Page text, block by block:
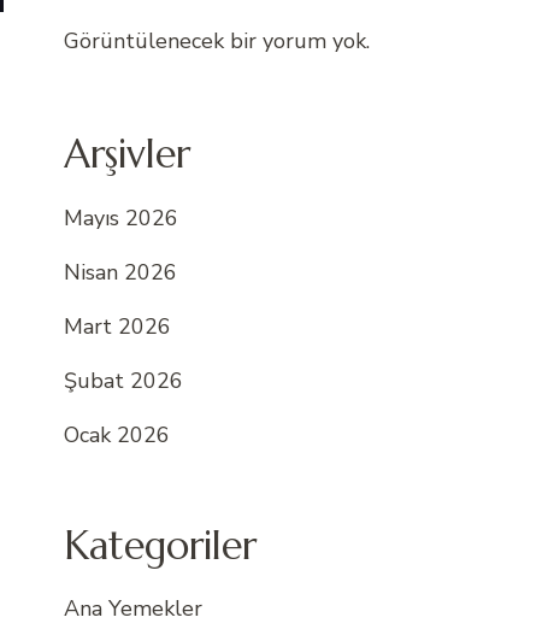
Görüntülenecek bir yorum yok.
Arşivler
Mayıs 2026
Nisan 2026
Mart 2026
Şubat 2026
Ocak 2026
Kategoriler
Ana Yemekler